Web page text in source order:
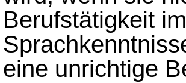
Berufstätigkeit
eine unrichtige